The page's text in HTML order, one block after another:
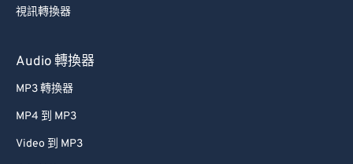
視訊轉換器
Audio 轉換器
MP3 轉換器
MP4 到 MP3
Video 到 MP3